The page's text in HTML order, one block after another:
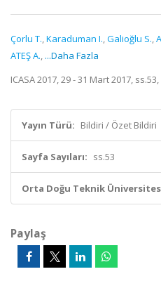
Çorlu T.,Karaduman I.,Galioğlu S.,
ATEŞ A., ...Daha Fazla
ICASA 2017, 29 - 31 Mart 2017,
Yayın Türü: Bildiri / Özet Bildiri
Sayfa Sayıları: ss.53
Orta Doğu Teknik
Paylaş